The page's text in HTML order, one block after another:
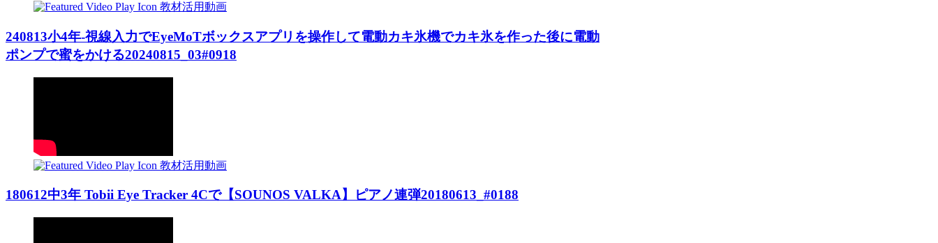
教材活用動画
240813小4年-視線入力でEyeMoTボックスアプリを操作して電動カキ氷機でカキ氷を作った後に電動
ポンプで蜜をかける20240815_03#0918
教材活用動画
180612中3年 Tobii Eye Tracker 4Cで【SOUNOS VALKA】ピアノ連弾20180613_#0188